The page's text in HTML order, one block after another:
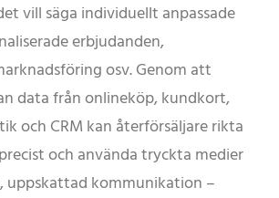
vill säga individuellt anpassade
erbjudanden,
osv. Genom att
data från onlineköp, kundkort,
och CRM kan återförsäljare rikta
och använda tryckta medier
uppskattad kommunikation –